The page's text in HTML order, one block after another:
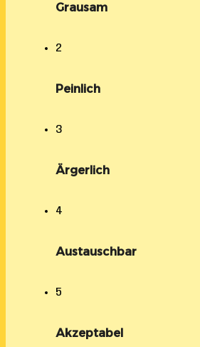
Grausam
2
Peinlich
3
Ärgerlich
4
Austauschbar
5
Akzeptabel